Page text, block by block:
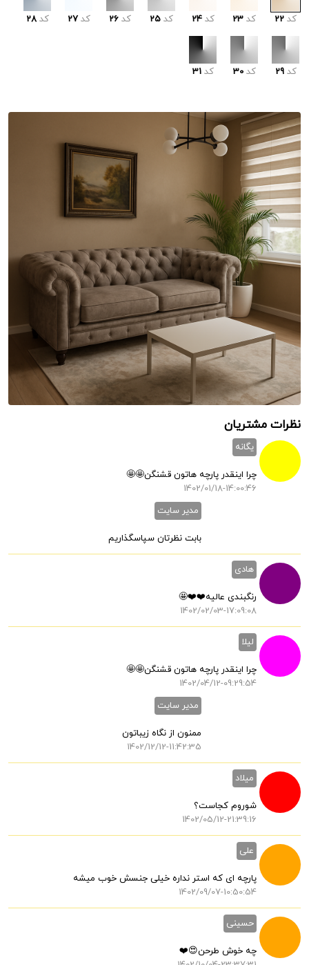
کد 22 کد 23 کد 24 کد 25 کد 26 کد 27 کد 28
کد 29 کد 30 کد 31
نظرات مشتریان
یگانه
چرا اینقدر پارچه هاتون قشنگن🤩🤩
1402/01/18-14:00:46
مدیر سایت
بابت نظرتان سپاسگذاریم
هادی
رنگبندی عالیه❤️❤️🤩
1402/02/03-17:09:08
لیلا
چرا اینقدر پارچه هاتون قشنگن🤩🤩
1402/04/12-09:29:54
مدیر سایت
ممنون از نگاه زیباتون
1402/12/12-11:42:35
میلاد
شوروم کجاست؟
1402/05/12-21:39:16
علی
پارچه ای که استر نداره خیلی جنسش خوب میشه
1402/09/07-10:50:54
حسینی
چه خوش طرحن😍❤️